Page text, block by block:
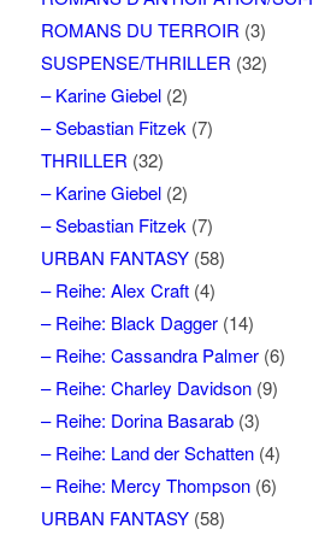
ROMANS DU TERROIR (3)
SUSPENSE/THRILLER (32)
– Karine Giebel(2)
– Sebastian Fitzek (7)
THRILLER (32)
– Karine Giebel(2)
– Sebastian Fitzek (7)
URBAN FANTASY(58)
– Reihe: Alex Craft(4)
– Reihe: Black Dagger(14)
– Reihe: Cassandra Palmer(6)
– Reihe: Charley Davidson(9)
– Reihe: Dorina Basarab(3)
– Reihe: Land der Schatten(4)
– Reihe: Mercy Thompson(6)
URBAN FANTASY(58)